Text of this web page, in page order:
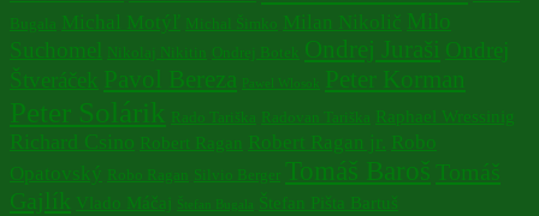
Bugala Michal Motýľ Michal Šimko Milan Nikolič Milo
Suchomel Nikolaj Nikitin Ondrej Botek Ondrej Juraši Ondrej
Štveráček Pavol Bereza Pawel Wlosok Peter Korman
Peter Solárik Rado Tariška Radovan Tariška Raphael Wressinig
Richard Csino Robert Ragan Robert Ragan jr. Robo
Opatovský Robo Ragan Silvio Berger Tomáš Baroš Tomáš
Gajlík Vlado Máčaj Štefan Bugala Štefan Pišta Bartuš